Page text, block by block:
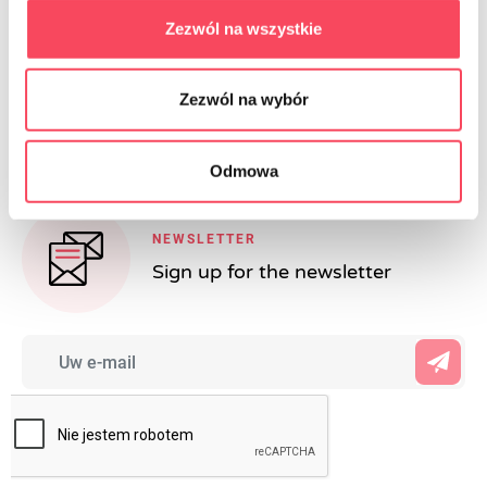
Zezwól na wszystkie
Zezwól na wybór
Odmowa
voelen. Gewoon niet verbaasd zijn wanneer na een dergelijke
om deel te nemen in een van de culinaire Programma's...
NEWSLETTER
Sign up for the newsletter